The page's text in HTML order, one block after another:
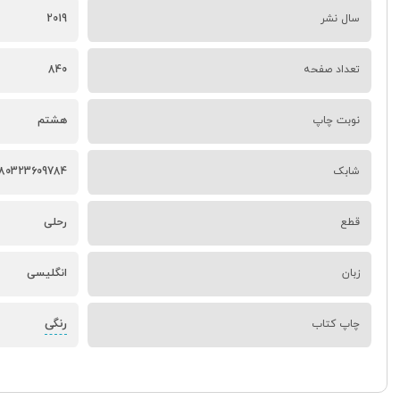
سال نشر 2019
تعداد صفحه 840
نوبت چاپ هشتم
شابک
قطع رحلی
زبان انگلیسی
چاپ کتاب رنگی